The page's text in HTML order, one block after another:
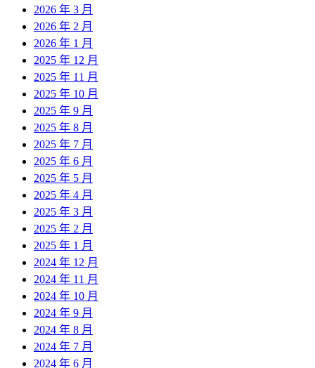
2026 年 3 月
2026 年 2 月
2026 年 1 月
2025 年 12 月
2025 年 11 月
2025 年 10 月
2025 年 9 月
2025 年 8 月
2025 年 7 月
2025 年 6 月
2025 年 5 月
2025 年 4 月
2025 年 3 月
2025 年 2 月
2025 年 1 月
2024 年 12 月
2024 年 11 月
2024 年 10 月
2024 年 9 月
2024 年 8 月
2024 年 7 月
2024 年 6 月